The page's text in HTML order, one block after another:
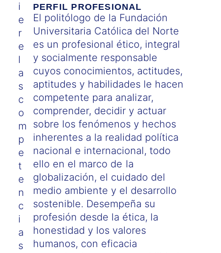
PERFIL PROFESIONAL
El politólogo de la Fundación
Universitaria Católica del Norte
es un profesional ético, integral
y socialmente responsable
cuyos conocimientos, actitudes,
aptitudes y habilidades le hacen
competente para analizar,
comprender, decidir y actuar
sobre los fenómenos y hechos
inherentes a la realidad política
nacional e internacional, todo
ello en el marco de la
globalización, el cuidado del
medio ambiente y el desarrollo
sostenible. Desempeña su
profesión desde la ética, la
honestidad y los valores
humanos, con eficacia
i
e
r
e
l
a
s
c
o
m
p
e
t
e
n
c
i
a
s